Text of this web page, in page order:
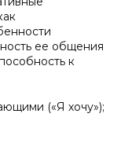
ее общения
к
(«Я хочу»);